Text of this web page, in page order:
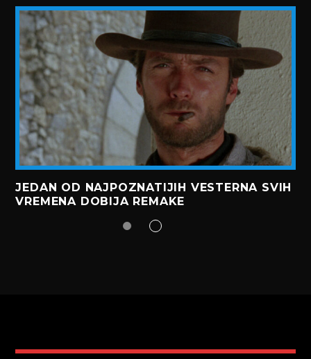
JEDAN OD NAJPOZNATIJIH VESTERNA SVIH
VREMENA DOBIJA REMAKE